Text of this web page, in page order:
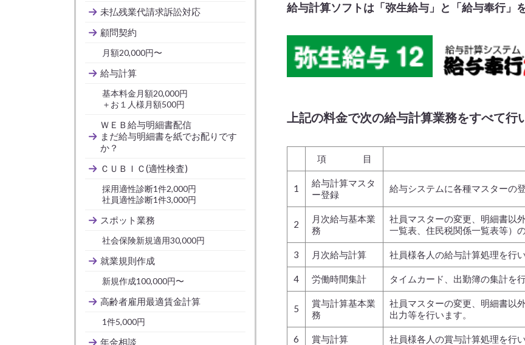
給与計算ソフトは「弥生給与」と「給与奉行」
上記の料金で次の給与計算業務をすべて行
項 目
1
給与計算マスタ
ー登録
給与システムに各種マスターの
2
月次給与基本業
務
社員マスターの変更、明細書以
一覧表、住民税関係一覧表等）
3 月次給与計算 社員様各人の給与計算処理を行い
4 労働時間集計 タイムカード、出勤簿の集計を行
5
賞与計算基本業
務
社員マスターの変更、明細書以
出力等を行います。
6 賞与計算 社員様各人の賞与計算処理を行い
未払残業代請求訴訟対応
顧問契約
月額20,000円〜
給与計算
基本料金月額20,000円
＋お１人様月額500円
ＷＥＢ給与明細書配信
まだ給与明細書を紙でお配りです
か？
ＣＵＢＩＣ(適性検査)
採用適性診断1件2,000円
社員適性診断1件3,000円
スポット業務
社会保険新規適用30,000円
就業規則作成
新規作成100,000円〜
高齢者雇用最適賃金計算
1件5,000円
年金相談